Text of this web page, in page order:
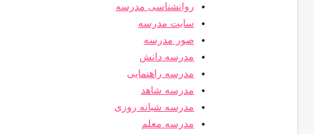
روانشناسی مدرسه
سایت مدرسه
صور مدرسه
مدرسه دانش
مدرسه راهنمایی
مدرسه شاهد
مدرسه شبانه روزی
مدرسه معلم